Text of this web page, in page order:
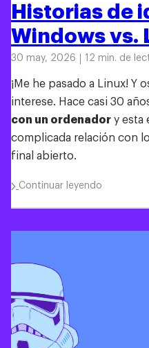
Historias de
Windows vs.
30 may, 2026 12 min. de
¡Me he pasado a Linux! Y
interese. Hace casi 30
con un ordenador y esta
complicada relación con
final abierto.
Continuar leyendo